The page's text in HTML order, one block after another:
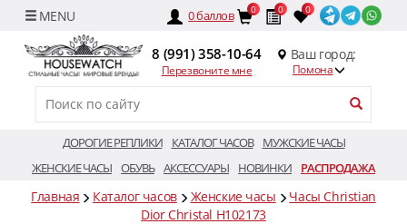
0баллов 0 0 0
8 (991) 358-10-64
Перезвоните мне
Ваш город:
Помона
ДОРОГИЕ РЕПЛИКИ КАТАЛОГ ЧАСОВ
МУЖСКИЕ ЧАСЫ
ЖЕНСКИЕ ЧАСЫ ОБУВЬ АКСЕССУАРЫ НОВИНКИ РАСПРОДАЖА
Главная Каталог часов Женские часы
Часы Christian
Dior Christal H102173